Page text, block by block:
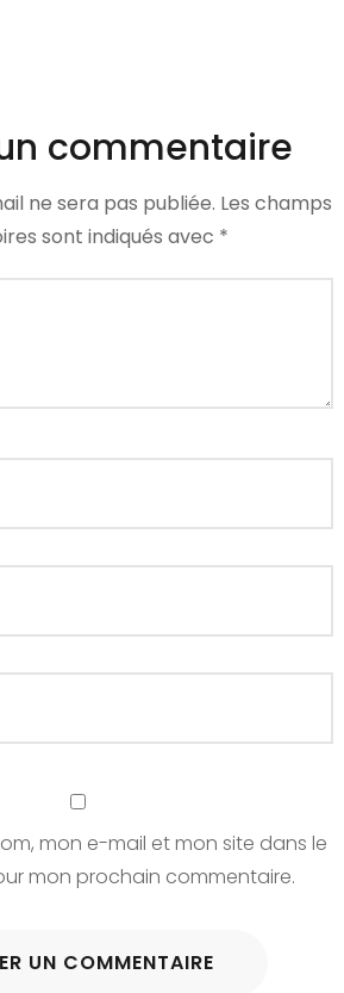
commentaire
ne sera pas publiée. Les champs
sont indiqués avec *
mon e-mail et mon site dans le
mon prochain commentaire.